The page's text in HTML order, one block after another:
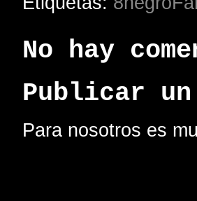
No hay
Publicar
Para nosotros es